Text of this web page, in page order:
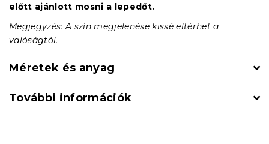
előtt ajánlott mosni a lepedőt.
Megjegyzés: A szín megjelenése kissé eltérhet a
valóságtól.
Méretek és anyag
További információk